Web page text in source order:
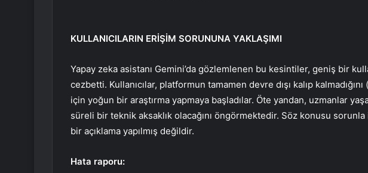
KULLANICILARIN ERİŞİM SORUNUNA YAKLAŞIMI
Yapay zeka asistanı Gemini’da gözlemlenen bu kesintiler, geniş bir
cezbetti. Kullanıcılar, platformun tamamen devre dışı kalıp
için yoğun bir araştırma yapmaya başladılar. Öte yandan, uzmanlar
süreli bir teknik aksaklık olacağını öngörmektedir. Söz konusu
bir açıklama yapılmış değildir.
Hata raporu: